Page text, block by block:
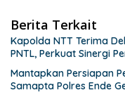
Berita Terkait
Kapolda NTT Terima
PNTL, Perkuat Sinergi
Mantapkan Persiapan
Samapta Polres Ende